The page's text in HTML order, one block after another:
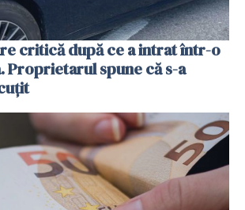
critică după ce a intrat într-o
Proprietarul spune că s-a